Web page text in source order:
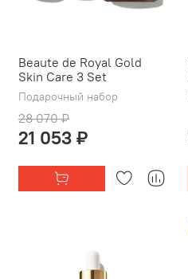
Beaute de Royal Gold
Skin Care 3 Set
Подарочный набор
28 070 ₽
21 053 ₽